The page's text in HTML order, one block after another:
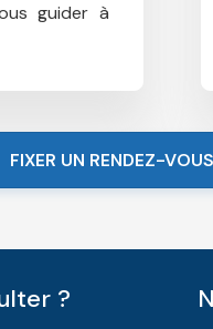
guider à
FIXER UN RENDEZ-VOUS
?